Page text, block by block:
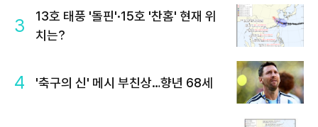
3
13호 태풍 '돌핀'·15호 '찬홈' 현재 위
치는?
4 '축구의 신' 메시 부친상…향년 68세